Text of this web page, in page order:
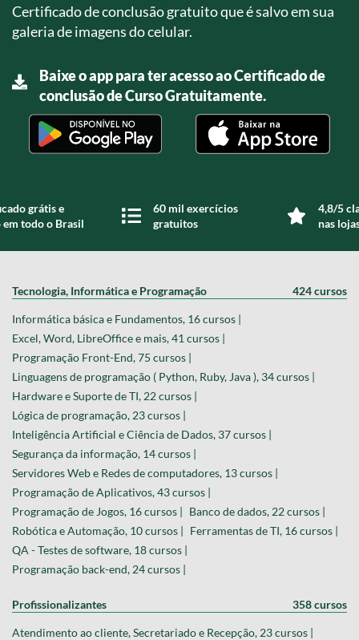
Certificado de conclusão gratuito que é salvo em sua
galeria de imagens do celular.
Baixe o app para ter acesso ao Certificado de
conclusão de Curso Gratuitamente.
grátis e
todo o Brasil
60 mil exercícios
gratuitos
4,8/5
nas
Tecnologia, Informática e Programação 424 cursos
Informática básica e Fundamentos, 16 cursos |
Excel, Word, LibreOffice e mais, 41 cursos |
Programação Front-End, 75 cursos |
Linguagens de programação ( Python, Ruby, Java ), 34 cursos |
Hardware e Suporte de TI, 22 cursos |
Lógica de programação, 23 cursos |
Inteligência Artificial e Ciência de Dados, 37 cursos |
Segurança da informação, 14 cursos |
Servidores Web e Redes de computadores, 13 cursos |
Programação de Aplicativos, 43 cursos |
Programação de Jogos, 16 cursos | Banco de dados, 22 cursos |
Robótica e Automação, 10 cursos | Ferramentas de TI, 16 cursos |
QA - Testes de software, 18 cursos |
Programação back-end, 24 cursos |
Profissionalizantes 358 cursos
Atendimento ao cliente, Secretariado e Recepção, 23 cursos |